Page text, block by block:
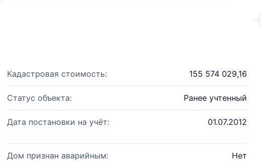
Кадастровая стоимость: 155 574 029,16
Статус объекта: Ранее учтенный
Дата постановки на учёт: 01.07.2012
Дом признан аварийным: Нет